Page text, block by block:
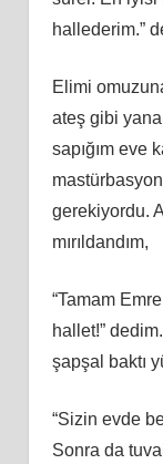
hallederim.”
Elimi
ateş gibi
sapığım eve
gerekiyordu.
mırıldandım,
“Tamam
hallet!”
şapşal baktı
“Sizin evde
Sonra da